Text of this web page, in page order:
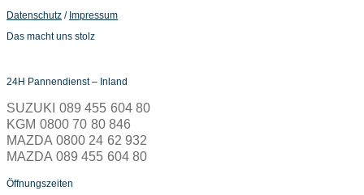
Datenschutz / Impressum
Das macht uns stolz
24H Pannendienst – Inland
SUZUKI 089 455 604 80
KGM 0800 70 80 846
MAZDA 0800 24 62 932
MAZDA 089 455 604 80
Öffnungszeiten